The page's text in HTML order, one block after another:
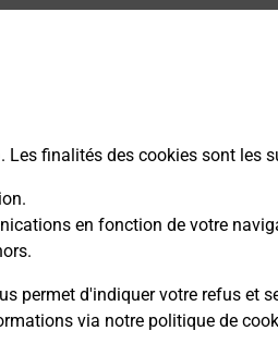
finalités des cookies sont les
en fonction de votre
permet d'indiquer votre refus et
via notre politique de